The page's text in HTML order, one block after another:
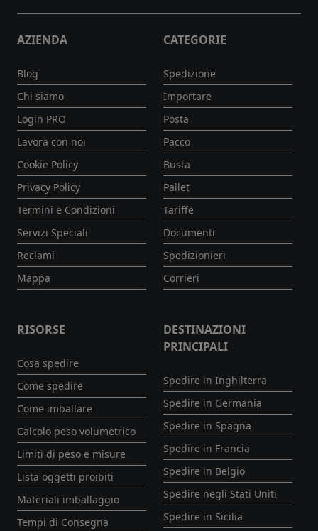
AZIENDA
Blog
Chi siamo
Login PRO
Lavora con noi
Cookie Policy
Privacy Policy
Termini e Condizioni
Servizi Speciali
Reclami
Mappa
CATEGORIE
Spedizione
Importare
Posta
Pacco
Busta
Pallet
Tariffe
Documenti
Spedizionieri
Corrieri
RISORSE
Cosa spedire
Come spedire
Come imballare
Calcolo peso volumetrico
Limiti di peso e misure
Lista oggetti proibiti
Materiali imballaggio
Tempi di Consegna
DESTINAZIONI
PRINCIPALI
Spedire in Inghilterra
Spedire in Germania
Spedire in Spagna
Spedire in Francia
Spedire in Belgio
Spedire negli Stati Uniti
Spedire in Sicilia